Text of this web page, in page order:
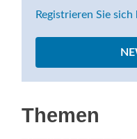
Registrieren Sie
Themen